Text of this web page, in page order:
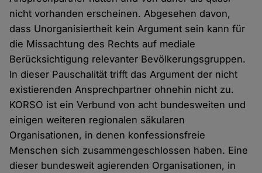
nicht vorhanden erscheinen. Abgesehen davon,
dass Unorganisiertheit kein Argument sein kann für
die Missachtung des Rechts auf mediale
Berücksichtigung relevanter Bevölkerungsgruppen.
In dieser Pauschalität trifft das Argument der nicht
existierenden Ansprechpartner ohnehin nicht zu.
KORSO ist ein Verbund von acht bundesweiten und
einigen weiteren regionalen säkularen
Organisationen, in denen konfessionsfreie
Menschen sich zusammengeschlossen haben. Eine
dieser bundesweit agierenden Organisationen, in